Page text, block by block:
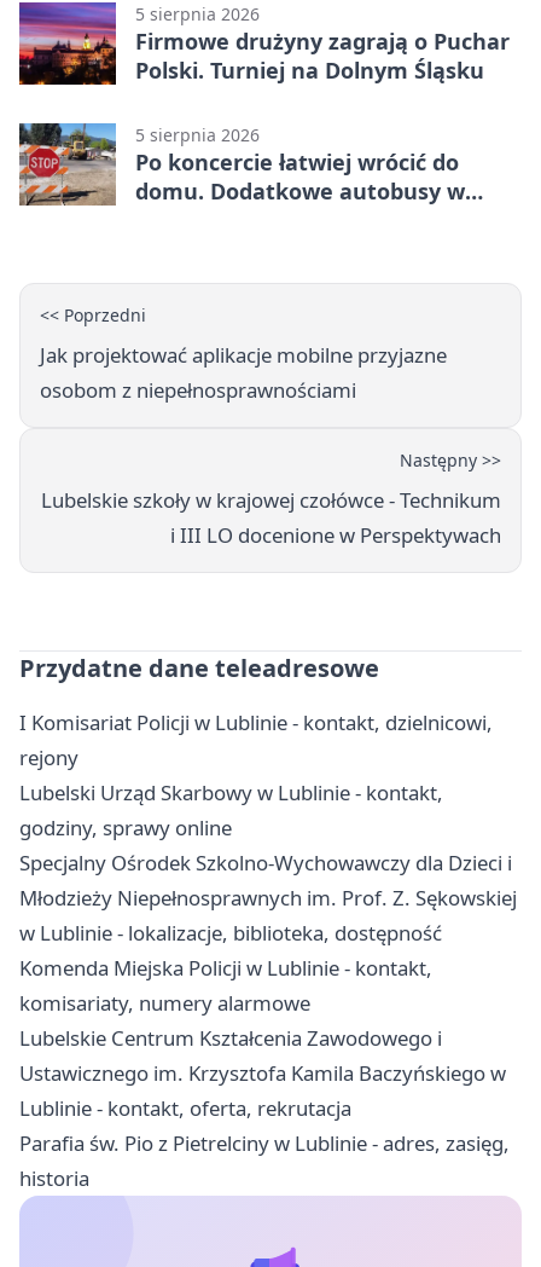
5 sierpnia 2026
Firmowe drużyny zagrają o Puchar
Polski. Turniej na Dolnym Śląsku
5 sierpnia 2026
Po koncercie łatwiej wrócić do
domu. Dodatkowe autobusy w
<< Poprzedni
Jak projektować aplikacje mobilne przyjazne
osobom z niepełnosprawnościami
Następny >>
Lubelskie szkoły w krajowej czołówce - Technikum
i III LO docenione w Perspektywach
Przydatne dane teleadresowe
I Komisariat Policji w Lublinie - kontakt, dzielnicowi,
rejony
Lubelski Urząd Skarbowy w Lublinie - kontakt,
godziny, sprawy online
Specjalny Ośrodek Szkolno-Wychowawczy dla Dzieci i
Młodzieży Niepełnosprawnych im. Prof. Z. Sękowskiej
w Lublinie - lokalizacje, biblioteka, dostępność
Komenda Miejska Policji w Lublinie - kontakt,
komisariaty, numery alarmowe
Lubelskie Centrum Kształcenia Zawodowego i
Ustawicznego im. Krzysztofa Kamila Baczyńskiego w
Lublinie - kontakt, oferta, rekrutacja
Parafia św. Pio z Pietrelciny w Lublinie - adres, zasięg,
historia